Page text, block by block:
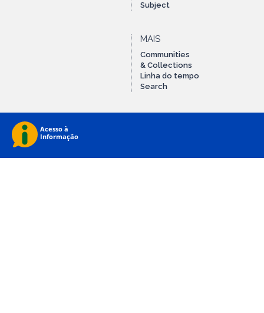
Subject
MAIS
Communities
& Collections
Linha do tempo
Search